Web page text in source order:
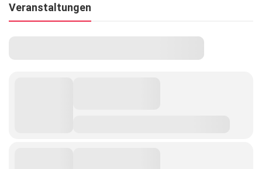
Veranstaltungen